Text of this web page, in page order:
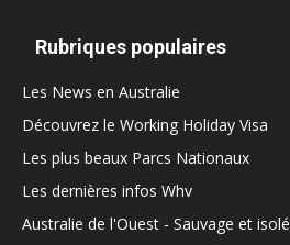
Rubriques populaires
Les News en Australie
Découvrez le Working Holiday Visa
Les plus beaux Parcs Nationaux
Les dernières infos Whv
Australie de l'Ouest - Sauvage et isolé